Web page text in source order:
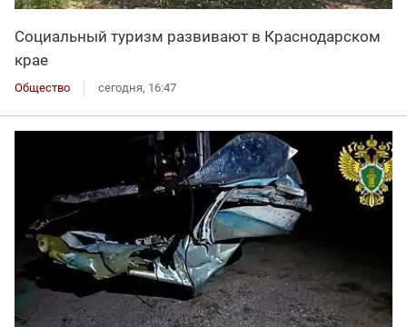
Социальный туризм развивают в Краснодарском
крае
Общество сегодня, 16:47